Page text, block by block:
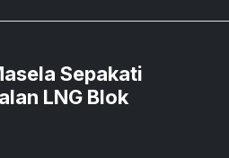
Sepakati
LNG Blok